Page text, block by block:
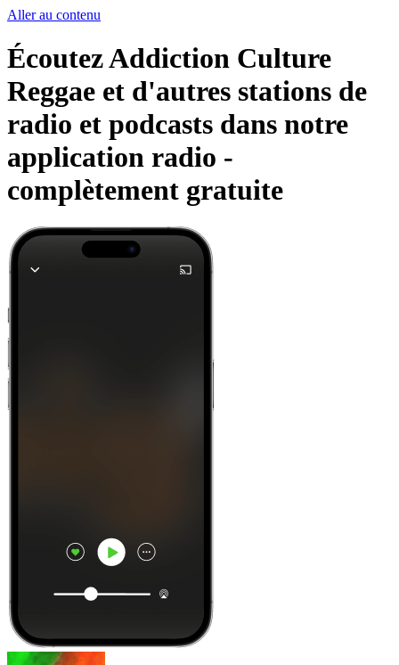
Aller au contenu
Écoutez Addiction Culture
Reggae et d'autres stations de
radio et podcasts dans notre
application radio -
complètement gratuite